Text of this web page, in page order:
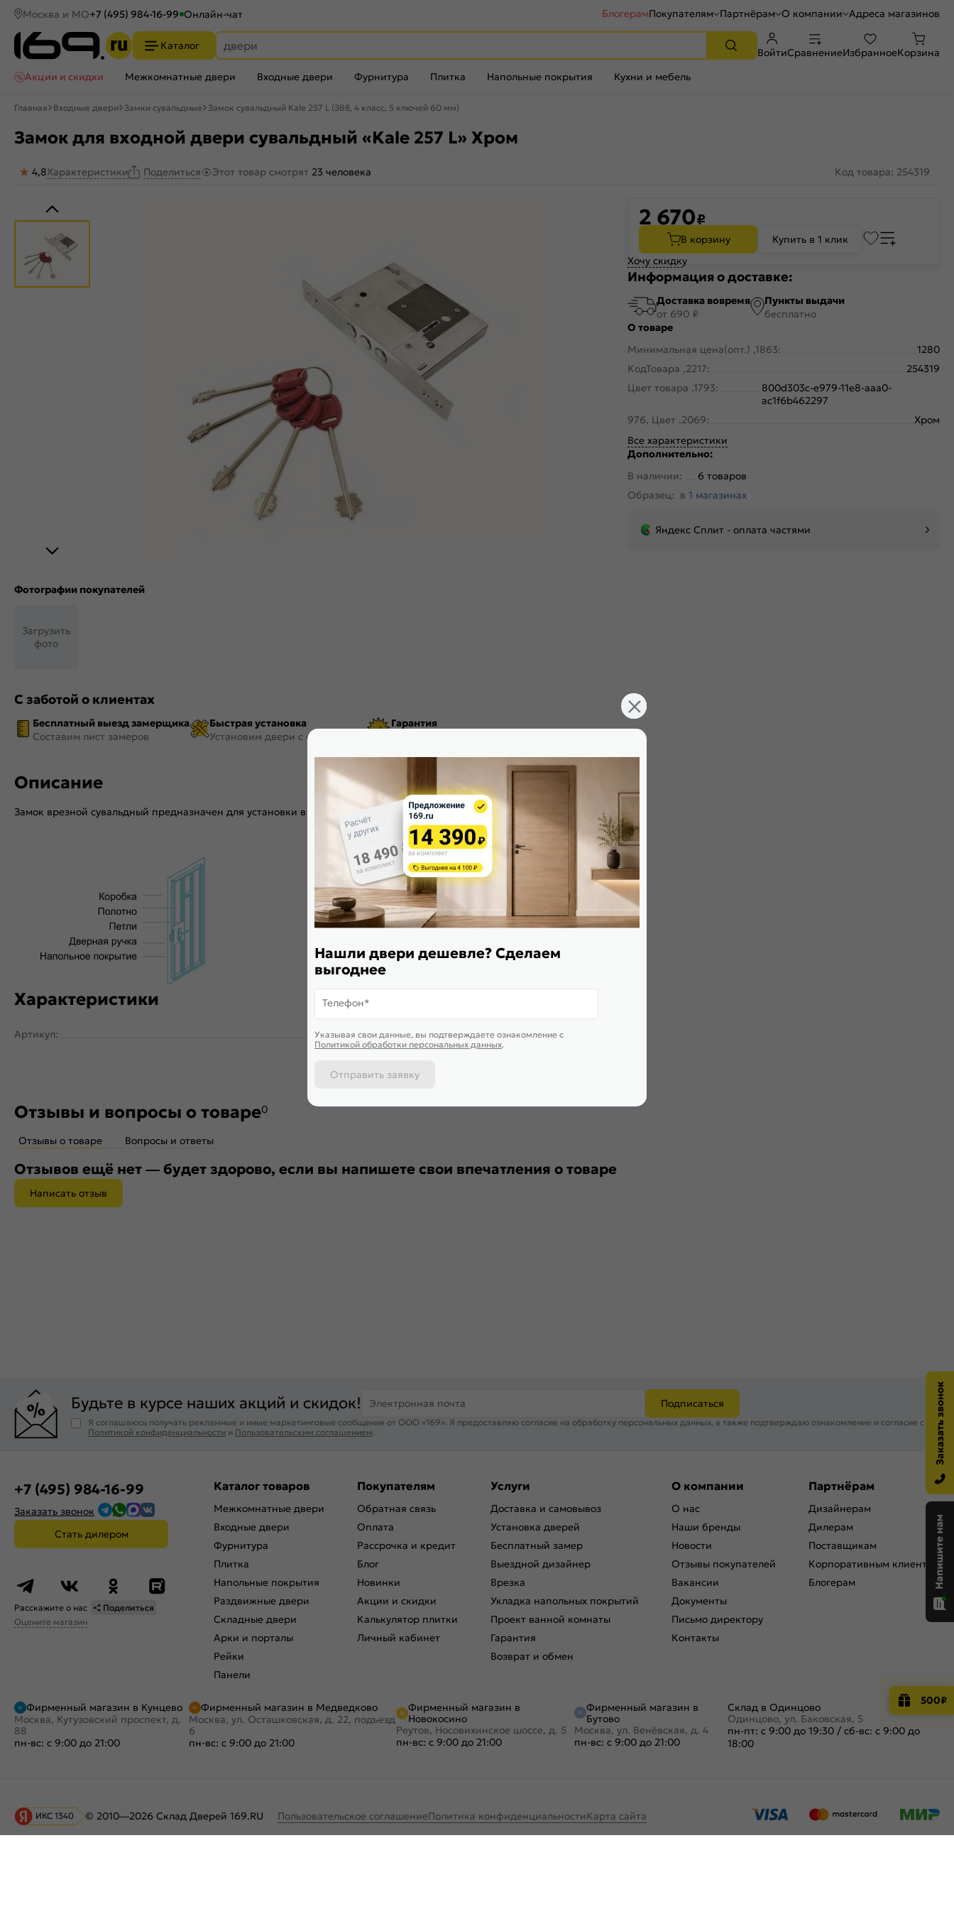
Москва и МО+7 (495) 984-16-99 Онлайн-чат БлогерамПокупателям Партнёрам О компании Адреса магазинов
Каталог
ВойтиСравнениеИзбранноеКорзина
Акции и скидки
Межкомнатные двери Входные двери Фурнитура Плитка Напольные покрытия Кухни и мебель
Главная Входные двери Замки сувальдные Замок сувальдный Kale 257 L (ЗВ8, 4 класс, 5 ключей 60 мм)
Замок для входной двери сувальдный «Kale 257 L» Хром
4,8Характеристики Поделиться Этот товар смотрят 23 человека Код товара: 254319
Фотографии покупателей
Загрузить
фото
С заботой о клиентах
Бесплатный выезд замерщика
Составим лист замеров
Быстрая установка
Установим двери с фурнитурой
Гарантия
2 670₽
В корзину
Купить в 1 клик
Хочу скидку
Информация о доставке:
Доставка вовремя
от 690 ₽
Пункты выдачи
бесплатно
О товаре
Минимальная цена(опт.) ,1863:
1280
КодТовара ,2217:
254319
Цвет товара ,1793:
800d303c-e979-11e8-aaa0-
ac1f6b462297
976, Цвет ,2069:
Хром
Все характеристики
Дополнительно:
В наличии:
6 товаров
Образец: в 1 магазинах
Яндекс Сплит - оплата частями
Описание
Замок врезной сувальдный предназначен для установки в металлические двери.
Характеристики
Артикул: 151-0330
Отзывы и вопросы о товаре0
Отзывы о товаре Вопросы и ответы
Отзывов ещё нет — будет здорово, если вы напишете свои впечатления о товаре
Написать отзыв
Будьте в курсе наших акций и скидок! Электронная почта Подписаться
Я соглашаюсь получать рекламные и иные маркетинговые сообщения от ООО «169». Я предоставляю согласие на обработку персональных данных, а также подтверждаю ознакомление и согласие с
Политикой конфиденциальности и Пользовательским соглашением.
+7 (495) 984-16-99
Заказать звонок
Стать дилером
Расскажите о нас
Поделиться
Оцените магазин
Каталог товаров
Межкомнатные двери
Входные двери
Фурнитура
Плитка
Напольные покрытия
Раздвижные двери
Складные двери
Арки и порталы
Рейки
Панели
Покупателям
Обратная связь
Оплата
Рассрочка и кредит
Блог
Новинки
Акции и скидки
Калькулятор плитки
Личный кабинет
Услуги
Доставка и самовывоз
Установка дверей
Бесплатный замер
Выездной дизайнер
Врезка
Укладка напольных покрытий
Проект ванной комнаты
Гарантия
Возврат и обмен
О компании
О нас
Наши бренды
Новости
Отзывы покупателей
Вакансии
Документы
Письмо директору
Контакты
Партнёрам
Дизайнерам
Дилерам
Поставщикам
Корпоративным клиентам
Блогерам
Фирменный магазин в Кунцево
Москва, Кутузовский проспект, д.
88
пн-вс: с 9:00 до 21:00
Фирменный магазин в Медведково
Москва, ул. Осташковская, д. 22, подъезд
6
пн-вс: с 9:00 до 21:00
Фирменный магазин в
Новокосино
Реутов, Носовихинское шоссе, д. 5
пн-вс: с 9:00 до 21:00
Фирменный магазин в
Бутово
Москва, ул. Венёвская, д. 4
пн-вс: с 9:00 до 21:00
Склад в Одинцово
Одинцово, ул. Баковская, 5
пн-пт: с 9:00 до 19:30 /сб-вс: с 9:00 до
18:00
ИКС 1340 © 2010—2026 Склад Дверей 169.RU Пользовательское соглашениеПолитика конфиденциальностиКарта сайта
500₽
Нашли двери дешевле? Сделаем
выгоднее
Телефон*
Указывая свои данные, вы подтверждаете ознакомление c
Политикой обработки персональных данных.
Отправить заявку